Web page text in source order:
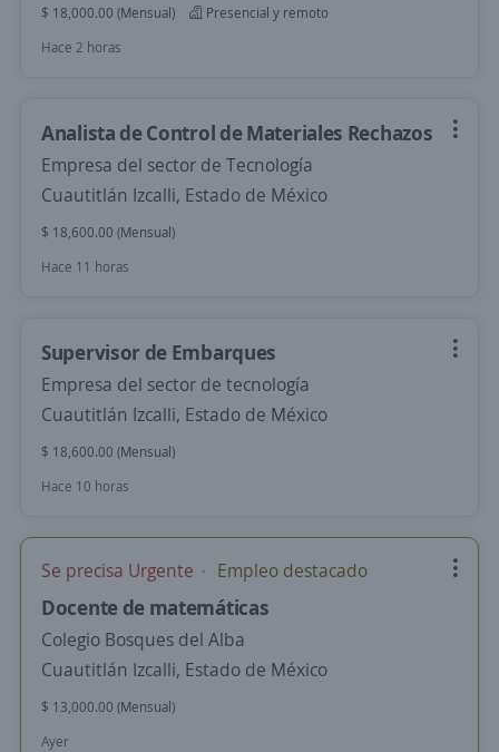
$ 18,000.00 (Mensual)
Presencial y remoto
Hace 2 horas
Analista de Control de Materiales Rechazos
Empresa del sector de Tecnología
Cuautitlán Izcalli, Estado de México
$ 18,600.00 (Mensual)
Hace 11 horas
Supervisor de Embarques
Empresa del sector de tecnología
Cuautitlán Izcalli, Estado de México
$ 18,600.00 (Mensual)
Hace 10 horas
Se precisa Urgente Empleo destacado
Docente de matemáticas
Colegio Bosques del Alba
Cuautitlán Izcalli, Estado de México
$ 13,000.00 (Mensual)
Ayer